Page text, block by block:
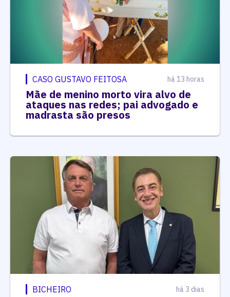
CASO GUSTAVO FEITOSA há 13 horas
Mãe de menino morto vira alvo de
ataques nas redes; pai advogado e
madrasta são presos
BICHEIRO há 3 dias